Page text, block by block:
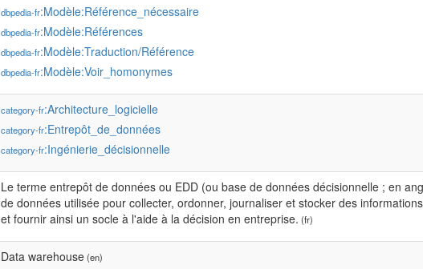
dbpedia-fr:Modèle:Référence_nécessaire
dbpedia-fr:Modèle:Références
dbpedia-fr:Modèle:Traduction/Référence
dbpedia-fr:Modèle:Voir_homonymes
category-fr:Architecture_logicielle
category-fr:Entrepôt_de_données
category-fr:Ingénierie_décisionnelle
Le terme entrepôt de données ou EDD (ou base de données décisionnelle ; en
de données utilisée pour collecter, ordonner, journaliser et stocker des
et fournir ainsi un socle à l'aide à la décision en entreprise. (fr)
Data warehouse(en)